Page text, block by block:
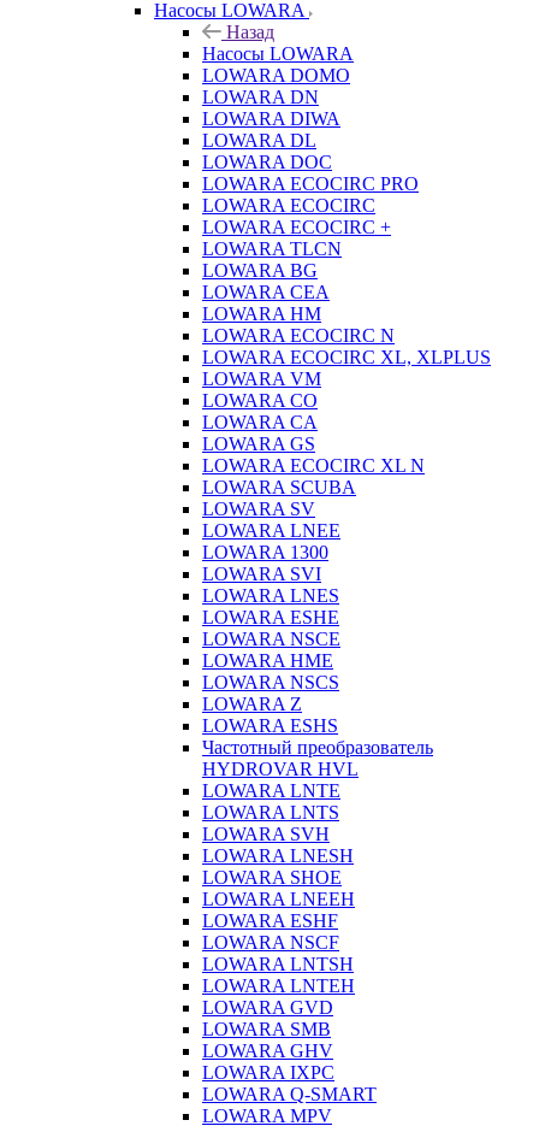
Насосы LOWARA
Назад
Насосы LOWARA
LOWARA DOMO
LOWARA DN
LOWARA DIWA
LOWARA DL
LOWARA DOC
LOWARA ECOCIRC PRO
LOWARA ECOCIRC
LOWARA ECOCIRC +
LOWARA TLCN
LOWARA BG
LOWARA CEA
LOWARA HM
LOWARA ECOCIRC N
LOWARA ECOCIRC XL, XLPLUS
LOWARA VM
LOWARA CO
LOWARA CA
LOWARA GS
LOWARA ECOCIRC XL N
LOWARA SCUBA
LOWARA SV
LOWARA LNEE
LOWARA 1300
LOWARA SVI
LOWARA LNES
LOWARA ESHE
LOWARA NSCE
LOWARA HME
LOWARA NSCS
LOWARA Z
LOWARA ESHS
Частотный преобразователь
HYDROVAR HVL
LOWARA LNTE
LOWARA LNTS
LOWARA SVH
LOWARA LNESH
LOWARA SHOE
LOWARA LNEEH
LOWARA ESHF
LOWARA NSCF
LOWARA LNTSH
LOWARA LNTEH
LOWARA GVD
LOWARA SMB
LOWARA GHV
LOWARA IXPС
LOWARA Q-SMART
LOWARA MPV